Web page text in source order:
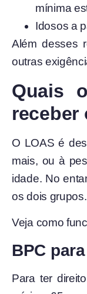
mínima
Idosos a
Além desses
outras
Quais
receber
O LOAS é
mais, ou à
idade. No
os dois grupos.
Veja como
BPC
Para ter